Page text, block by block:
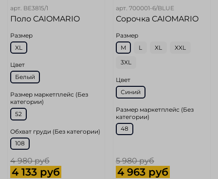
арт. BE3815/1
Поло CAIOMARIO
Размер
XL
Цвет
Белый
Размер маркетплейс (Без
категории)
52
Обхват груди (Без категории)
108
4 980 руб
4 133 руб
арт. 700001-6/BLUE
Сорочка CAIOMARIO
Размер
M
L XL XXL
3XL
Цвет
Синий
Размер маркетплейс (Без
категории)
48
5 980 руб
4 963 руб